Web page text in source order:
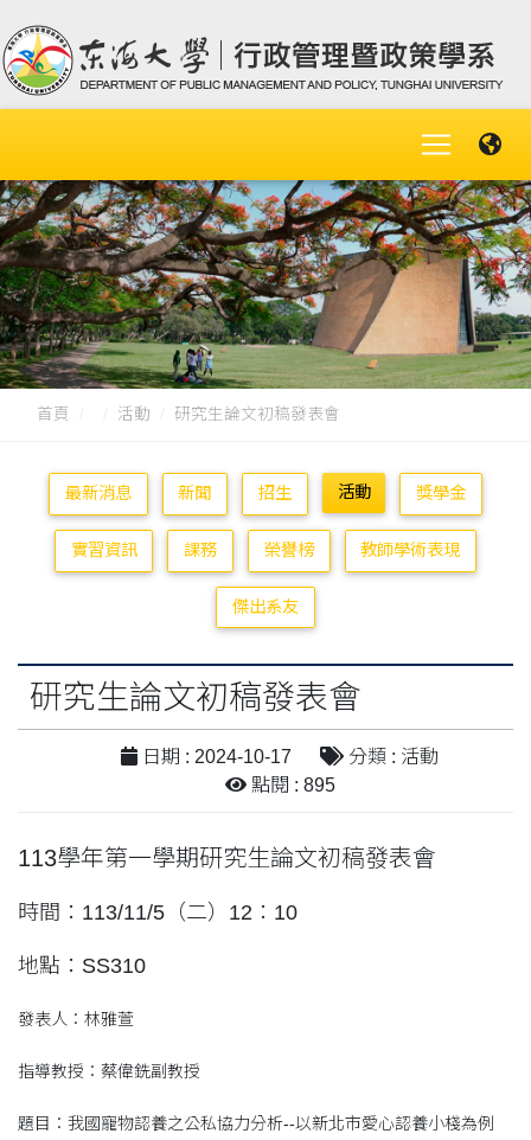
首頁 活動 研究生論文初稿發表會
最新消息 新聞 招生 活動 獎學金
實習資訊 課務 榮譽榜 教師學術表現
傑出系友
研究生論文初稿發表會
日期 : 2024-10-17
分類 : 活動
點閱 : 895
113學年第一學期研究生論文初稿發表會
時間：113/11/5（二）12：10
地點：SS310
發表人：林雅萱
指導教授：蔡偉銑副教授
題目：我國寵物認養之公私協力分析--以新北市愛心認養小棧為例